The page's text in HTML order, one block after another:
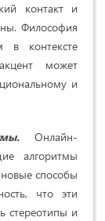
контакт и
Философия
в контексте
может
и
Онлайн-
алгоритмы
новые способы
что эти
стереотипы и